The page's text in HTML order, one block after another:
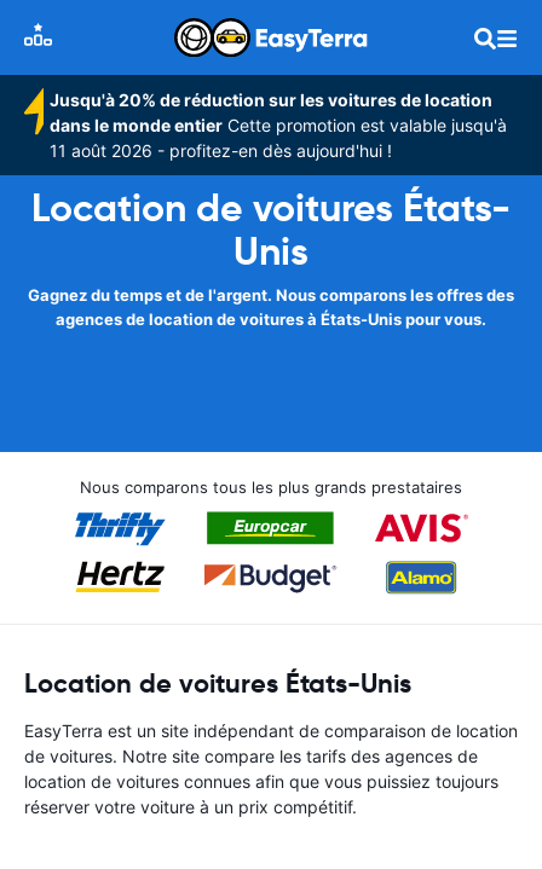
Jusqu'à 20% de réduction sur les voitures de location
dans le monde entier Cette promotion est valable jusqu'à
11 août 2026 - profitez-en dès aujourd'hui !
Location de voitures États-
Unis
Gagnez du temps et de l'argent. Nous comparons les offres des
agences de location de voitures à États-Unis pour vous.
Nous comparons tous les plus grands prestataires
Location de voitures États-Unis
EasyTerra est un site indépendant de comparaison de location
de voitures. Notre site compare les tarifs des agences de
location de voitures connues afin que vous puissiez toujours
réserver votre voiture à un prix compétitif.